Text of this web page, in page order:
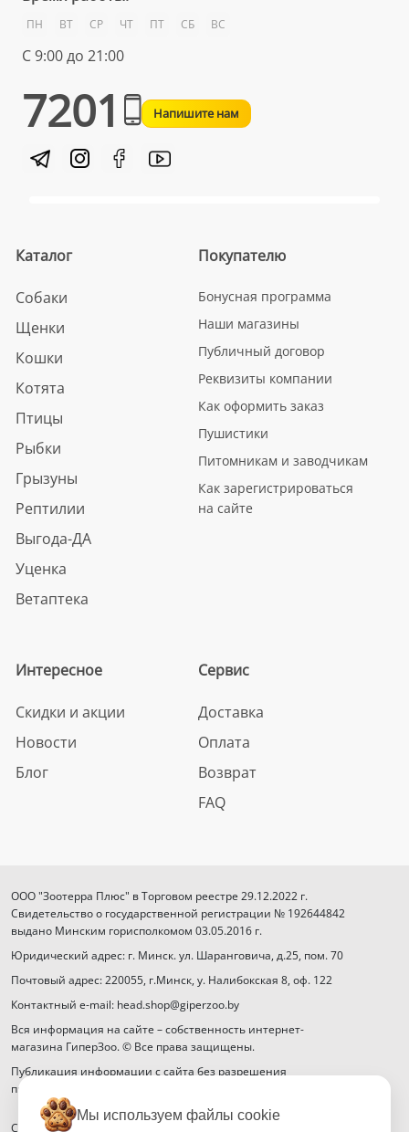
ПН ВТ СР ЧТ ПТ СБ ВС
С 9:00 до 21:00
7201 Напишите нам
Каталог
Собаки
Щенки
Кошки
Котята
Птицы
Рыбки
Грызуны
Рептилии
Выгода-ДА
Уценка
Ветаптека
Покупателю
Бонусная программа
Наши магазины
Публичный договор
Реквизиты компании
Как оформить заказ
Пушистики
Питомникам и заводчикам
Как зарегистрироваться
на сайте
Интересное
Скидки и акции
Новости
Блог
Сервис
Доставка
Оплата
Возврат
FAQ
ООО "Зоотерра Плюс" в Торговом реестре 29.12.2022 г.
Свидетельство о государственной регистрации № 192644842
выдано Минским горисполкомом 03.05.2016 г.
Юридический адрес: г. Минск. ул. Шаранговича, д.25, пом. 70
Почтовый адрес: 220055, г.Минск, у. Налибокская 8, оф. 122
Контактный e-mail: head.shop@giperzoo.by
Вся информация на сайте – собственность интернет-
магазина ГиперЗоо. © Все права защищены.
Публикация информации с сайта без разрешения
правообладателя запрещена.
Способы оплаты
Мы используем файлы cookie